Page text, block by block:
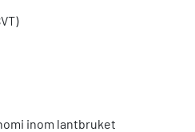
inom lantbruket